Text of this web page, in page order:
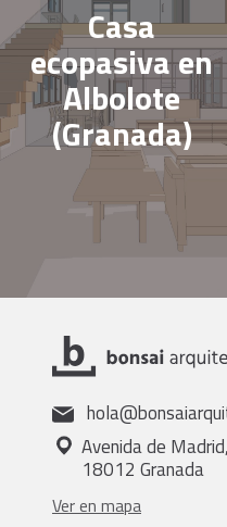
Casa
ecopasiva en
Albolote
(Granada)
Avenida de
18012 Granada
Ver en mapa